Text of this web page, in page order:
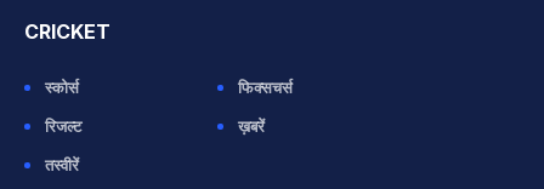
CRICKET
स्कोर्स
फिक्सचर्स
रिजल्ट
ख़बरें
तस्वीरें